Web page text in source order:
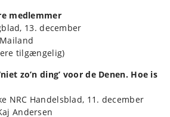
medlemmer
13. december
tilgængelig)
zo’n ding’ voor de Denen. Hoe is
NRC Handelsblad, 11. december
Andersen